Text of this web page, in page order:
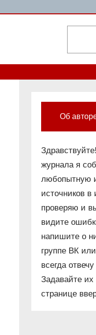
Об
журнала я
любопытную
источников в
проверяю и
видите
напишите о
группе ВК
всегда
Задавайте
странице